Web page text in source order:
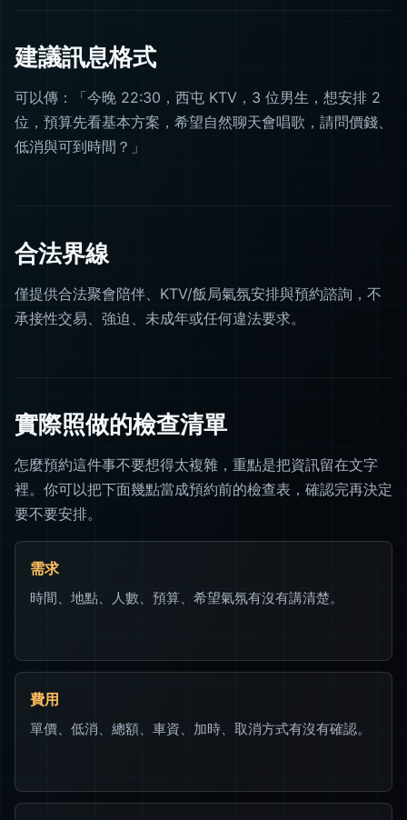
建議訊息格式
可以傳：「今晚 22:30，西屯 KTV，3 位男生，想安排 2
位，預算先看基本方案，希望自然聊天會唱歌，請問價錢、
低消與可到時間？」
合法界線
僅提供合法聚會陪伴、KTV/飯局氣氛安排與預約諮詢，不
承接性交易、強迫、未成年或任何違法要求。
實際照做的檢查清單
怎麼預約這件事不要想得太複雜，重點是把資訊留在文字
裡。你可以把下面幾點當成預約前的檢查表，確認完再決定
要不要安排。
需求
時間、地點、人數、預算、希望氣氛有沒有講清楚。
費用
單價、低消、總額、車資、加時、取消方式有沒有確認。